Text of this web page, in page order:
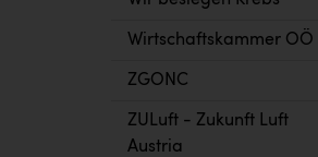
Wirtschaftskammer OÖ
ZGONC
ZULuft - Zukunft Luft
Austria